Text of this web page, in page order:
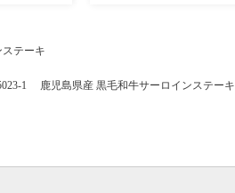
テーキ
1 鹿児島県産 黒毛和牛サーロインステーキ